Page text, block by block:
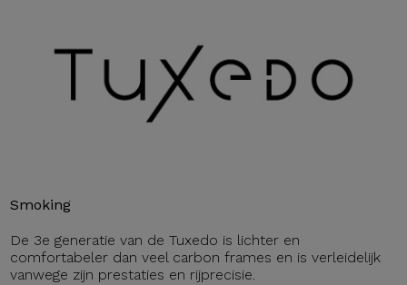
Smoking
De 3e generatie van de Tuxedo is lichter en
comfortabeler dan veel carbon frames en is verleidelijk
vanwege zijn prestaties en rijprecisie.